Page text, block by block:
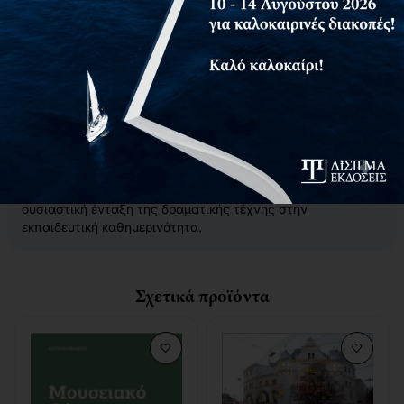
Το κουκλοθέατρο παρουσιάζεται ως καλλιτεχνική και
παιδαγωγική πρακτική που συνδυάζει την αισθητική
εμπειρία με τη δημιουργική έκφραση. Ενισχύει τη γλωσσική
ανάπτυξη, λειτουργεί ως γέφυρα πολιτισμικής
διαμεσολάβησης και δημιουργεί χώρους συμπερίληψης και
συναισθηματικής επικοινωνίας. Ιδιαίτερη έμφαση δίνεται
στο εφαρμοσμένο κουκλοθέατρο, όπου το εμψυχούμενο
αντικείμενο γίνεται φορέας αφήγησης, ταυτότητας και
δημιουργικής διερεύνησης του κόσμου.
Με θεωρητική τεκμηρίωση και πρακτικές εφαρμογές, το
βιβλίο προσφέρει έμπνευση και κατευθύνσεις για την
ουσιαστική ένταξη της δραματικής τέχνης στην
εκπαιδευτική καθημερινότητα.
Σχετικά προϊόντα